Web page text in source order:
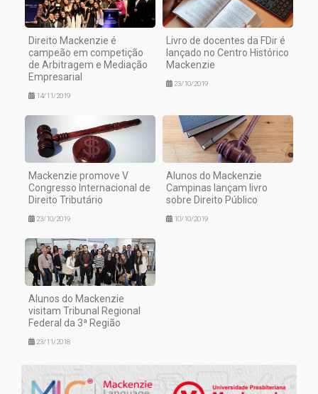
Direito Mackenzie é
campeão em competição
de Arbitragem e Mediação
Empresarial
14/11/2019
Livro de docentes da FDir é
lançado no Centro Histórico
Mackenzie
23/10/2019
Mackenzie promove V
Congresso Internacional de
Direito Tributário
23/10/2019
Alunos do Mackenzie
Campinas lançam livro
sobre Direito Público
10/10/2019
Alunos do Mackenzie
visitam Tribunal Regional
Federal da 3ª Região
23/11/2018